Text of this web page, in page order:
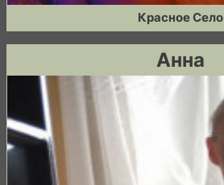
Красное Село
Анна